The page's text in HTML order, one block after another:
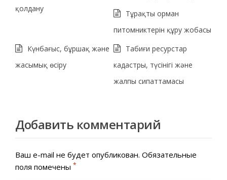
қолдану
Тұрақты орман
питомниктерін құру жобасы
Күнбағыс, бұршақ және
жасымық өсіру
Табиғи ресурстар
кадастры, түсінігі және
жалпы сипаттамасы
Добавить комментарий
Ваш e-mail не будет опубликован. Обязательные
поля помечены *